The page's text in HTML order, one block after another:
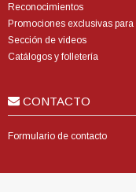
Reconocimientos
Promociones exclusivas
Sección de videos
Catálogos y folletería
CONTACTO
Formulario de contacto